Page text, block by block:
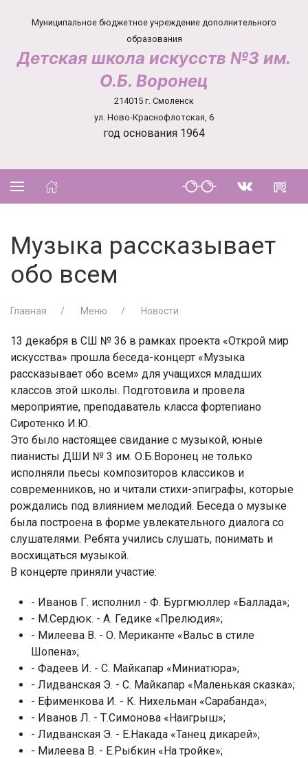
Муниципальное бюджетное учреждение дополнительного
образования
Детская школа искусств №3 им.
О.Б. Воронец
214015 г. Смоленск
ул. Ново-Краснофлотская, 6
год основания 1964
Музыка рассказывает
обо всем
Главная Меню Новости
13 декабря в СШ № 36 в рамках проекта «Открой мир
искусства» прошла беседа-концерт «Музыка
рассказывает обо всем» для учащихся младших
классов этой школы. Подготовила и провела
мероприятие, преподаватель класса фортепиано
Сиротенко И.Ю.
Это было настоящее свидание с музыкой, юные
пианисты ДШИ № 3 им. О.Б.Воронец не только
исполняли пьесы композиторов классиков и
современников, но и читали стихи-эпиграфы, которые
рождались под влиянием мелодий. Беседа о музыке
была построена в форме увлекательного диалога со
слушателями. Ребята учились слушать, понимать и
восхищаться музыкой.
В концерте приняли участие:
- Иванов Г. исполнил - Ф. Бургмюллер «Баллада»;
- М.Сердюк. - А. Гедике «Прелюдия»;
- Милеева В. - О. Мериканте «Вальс в стиле
Шопена»;
- Фадеев И. - С. Майкапар «Миниатюра»;
- Лидванская Э. - С. Майкапар «Маленькая сказка»;
- Ефименкова И. - К. Нихельман «Сарабанда»;
- Иванов Л. - Т.Симонова «Наигрыш»;
- Лидванская Э. - Е.Накада «Танец дикарей»;
- Милеева В. - Е.Рыбкин «На тройке»;